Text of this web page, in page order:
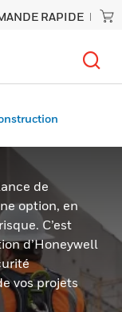
RAPIDE
de
option, en
C’est
d’Honeywell
vos projets